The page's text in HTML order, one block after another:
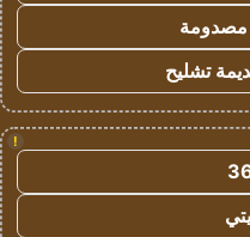
مصدومة
تشليح
!